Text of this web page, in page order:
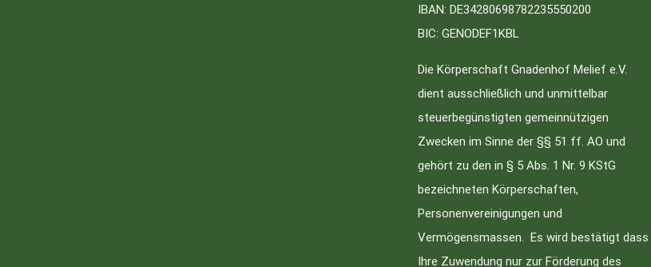
IBAN: DE34280698782235550200
BIC: GENODEF1KBL
Die Körperschaft Gnadenhof Melief e.V.
dient ausschließlich und unmittelbar
steuerbegünstigten gemeinnützigen
Zwecken im Sinne der §§ 51 ff. AO und
gehört zu den in § 5 Abs. 1 Nr. 9 KStG
bezeichneten Körperschaften,
Personenvereinigungen und
Vermögensmassen. Es wird bestätigt dass
Ihre Zuwendung nur zur Förderung des